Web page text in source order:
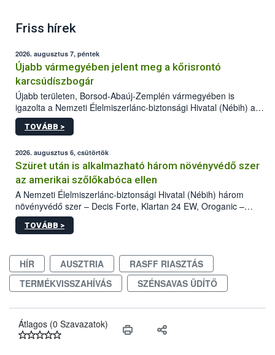
Friss hírek
2026. augusztus 7, péntek
Újabb vármegyében jelent meg a kőrisrontó
karcsúdíszbogár
Újabb területen, Borsod-Abaúj-Zemplén vármegyében is
igazolta a Nemzeti Élelmiszerlánc-biztonsági Hivatal (Nébih) a
kőrisrontó karcsúdíszbogár (Agrilus planipennis) jelenlétét. A
kártevőt nem csak színcsapdában találták meg, de már fertőzött
az intenzív felderítést, emellett az intézkedéseket a szlovák
hatósággal is összehangolják a terjedés megállítása érdekében.
TOVÁBB >
2026. augusztus 6, csütörtök
Szüret után is alkalmazható három növényvédő szer
az amerikai szőlőkabóca ellen
A Nemzeti Élelmiszerlánc-biztonsági Hivatal (Nébih) három
növényvédő szer – Decis Forte, Klartan 24 EW, Oroganic –
engedélyokiratát módosította, így azok a szüretet követően,
egészen a vesszőérettség (BBCH 91) stádiumáig
érésű szőlőkben is legyen lehetőség a károsító elleni további
védekezésre. Az Oroganic készítmény kis kiszerelésben kiskerti
felhasználók számára is elérhető és ökológiai termesztésben is
engedélyezett.
TOVÁBB >
HÍR AUSZTRIA
RASFF RIASZTÁS
TERMÉKVISSZAHÍVÁS
SZÉNSAVAS ÜDÍTŐ
Átlagos (0 Szavazatok)